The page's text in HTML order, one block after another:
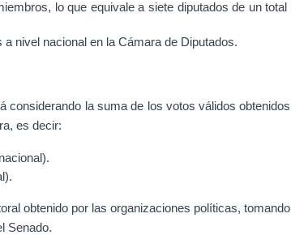
lo que equivale a siete diputados de un total
nivel nacional en la Cámara de Diputados.
considerando la suma de los votos válidos obtenidos
es decir:
obtenido por las organizaciones políticas, tomando
Senado.